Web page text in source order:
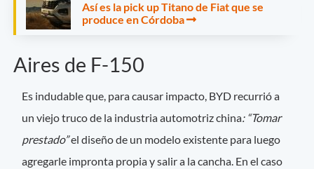
Así es la pick up Titano de Fiat que se
produce en Córdoba
Aires de F-150
Es indudable que, para causar impacto, BYD recurrió a
un viejo truco de la industria automotriz china: “Tomar
prestado”el diseño de un modelo existente para luego
agregarle impronta propia y salir a la cancha. En el caso